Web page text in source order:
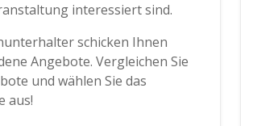
interessiert sind.
schicken Ihnen
Angebote. Vergleichen Sie
und wählen Sie das
aus!